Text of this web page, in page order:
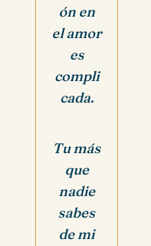
ón en
el amor
es
compli
cada.
Tu más
que
nadie
sabes
de mi